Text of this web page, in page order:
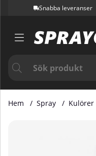
Snabba leveranser
Hem Spray Kulörer